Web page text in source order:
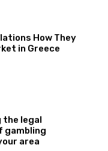
How They
in Greece
legal
gambling
area